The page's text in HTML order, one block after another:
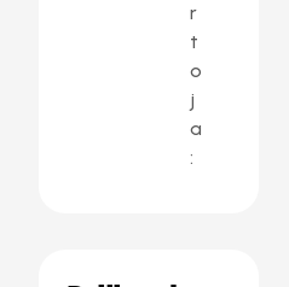
r
t
o
j
a
: